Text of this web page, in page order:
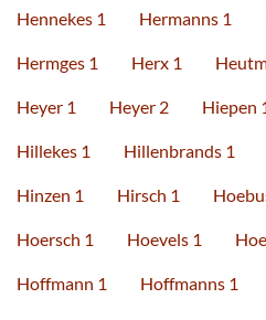
Hennekes 1 Hermanns 1
Hermges 1 Herx 1
Heyer 1 Heyer 2 Hiepen
Hillekes 1 Hillenbrands 1
Hinzen 1 Hirsch 1
Hoersch 1 Hoevels 1
Hoffmann 1 Hoffmanns 1